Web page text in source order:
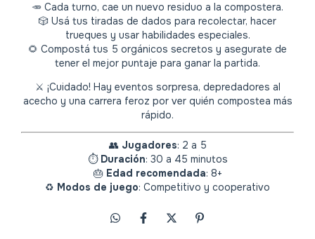
🥕 Cada turno, cae un nuevo residuo a la compostera.
🎲 Usá tus tiradas de dados para recolectar, hacer
trueques y usar habilidades especiales.
🌻 Compostá tus 5 orgánicos secretos y asegurate de
tener el mejor puntaje para ganar la partida.
⚔️ ¡Cuidado! Hay eventos sorpresa, depredadores al
acecho y una carrera feroz por ver quién compostea más
rápido.
👥 Jugadores: 2 a 5
⏱️ Duración: 30 a 45 minutos
🎂 Edad recomendada: 8+
♻️ Modos de juego: Competitivo y cooperativo